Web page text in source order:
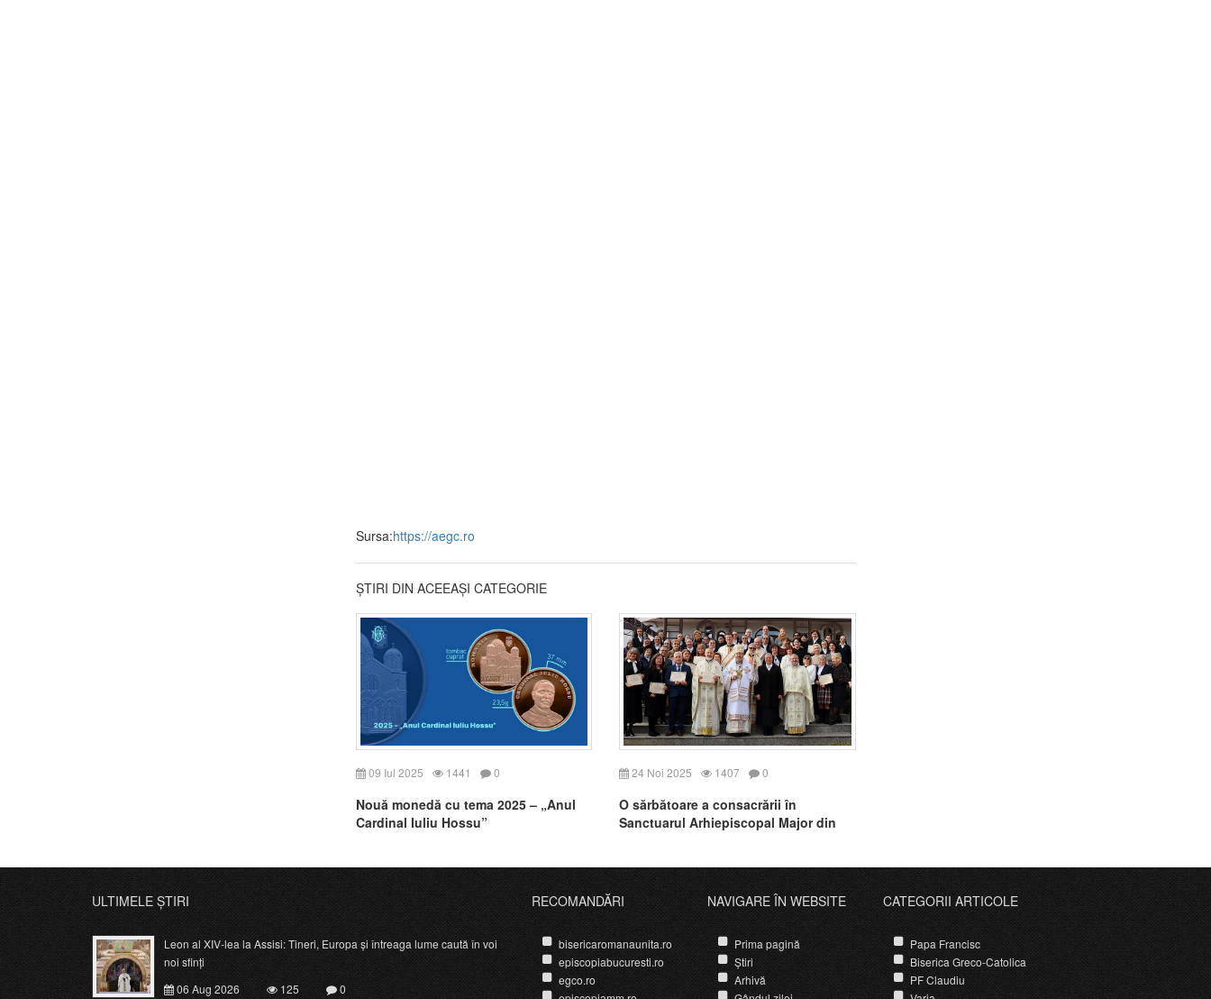
Sursa:https://aegc.ro
ȘTIRI DIN ACEEAȘI CATEGORIE
09 Iul 2025 1441 0
Nouă monedă cu tema 2025 – „Anul
Cardinal Iuliu Hossu”
24 Noi 2025 1407 0
O sărbătoare a consacrării în
Sanctuarul Arhiepiscopal Major din
ULTIMELE ȘTIRI
Leon al XIV-lea la Assisi: Tineri, Europa și întreaga lume caută în voi
noi sfinți
06 Aug 2026
125 0
RECOMANDĂRI
bisericaromanaunita.ro
episcopiabucuresti.ro
egco.ro
NAVIGARE ÎN WEBSITE
Prima pagină
Știri
Arhivă
CATEGORII ARTICOLE
Papa Francisc
Biserica Greco-Catolica
PF Claudiu